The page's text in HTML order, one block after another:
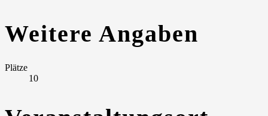
Weitere Angaben
Plätze
10